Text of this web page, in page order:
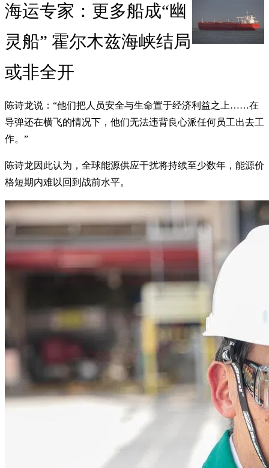
海运专家：更多船成“幽
灵船” 霍尔木兹海峡结局
或非全开
陈诗龙说：“他们把人员安全与生命置于经济利益之上……在
导弹还在横飞的情况下，他们无法违背良心派任何员工出去工
作。”
陈诗龙因此认为，全球能源供应干扰将持续至少数年，能源价
格短期内难以回到战前水平。